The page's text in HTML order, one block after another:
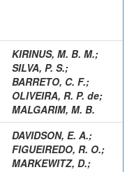
KIRINUS, M. B. M.;
SILVA, P. S.;
BARRETO, C. F.;
OLIVEIRA, R. P. de;
MALGARIM, M. B.
DAVIDSON, E. A.;
FIGUEIREDO, R. O.;
MARKEWITZ, D.;